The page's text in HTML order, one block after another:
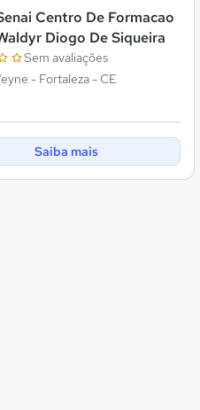
Centro De Formacao
Diogo De Siqueira
Sem avaliações
- Fortaleza - CE
Saiba mais